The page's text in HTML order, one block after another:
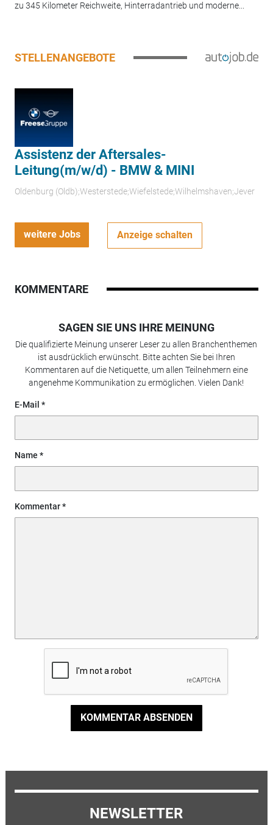
zu 345 Kilometer Reichweite, Hinterradantrieb und moderne...
STELLENANGEBOTE
Assistenz der Aftersales-
Leitung(m/w/d) - BMW & MINI
Oldenburg (Oldb);Westerstede;Wiefelstede;Wilhelmshaven;Jever
weitere Jobs Anzeige schalten
KOMMENTARE
SAGEN SIE UNS IHRE MEINUNG
Die qualifizierte Meinung unserer Leser zu allen Branchenthemen
ist ausdrücklich erwünscht. Bitte achten Sie bei Ihren
Kommentaren auf die Netiquette, um allen Teilnehmern eine
angenehme Kommunikation zu ermöglichen. Vielen Dank!
E-Mail
Name
Kommentar
KOMMENTAR ABSENDEN
NEWSLETTER